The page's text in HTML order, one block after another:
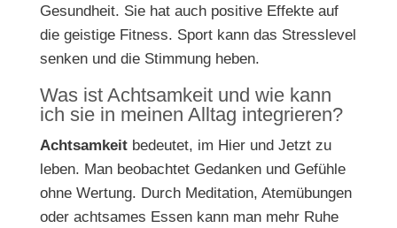
Gesundheit. Sie hat auch positive Effekte auf
die geistige Fitness. Sport kann das Stresslevel
senken und die Stimmung heben.
Was ist Achtsamkeit und wie kann
ich sie in meinen Alltag integrieren?
Achtsamkeitbedeutet, im Hier und Jetzt zu
leben. Man beobachtet Gedanken und Gefühle
ohne Wertung. Durch Meditation, Atemübungen
oder achtsames Essen kann man mehr Ruhe